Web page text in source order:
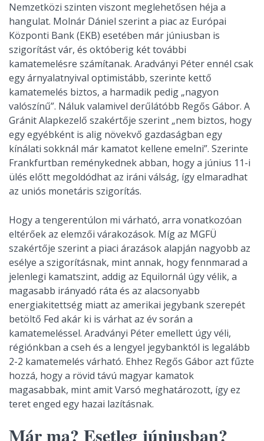
Nemzetközi szinten viszont meglehetősen héja a
hangulat. Molnár Dániel szerint a piac az Európai
Központi Bank (EKB) esetében már júniusban is
szigorítást vár, és októberig két további
kamatemelésre számítanak. Aradványi Péter ennél csak
egy árnyalatnyival optimistább, szerinte kettő
kamatemelés biztos, a harmadik pedig „nagyon
valószínű”. Náluk valamivel derűlátóbb Regős Gábor. A
Gránit Alapkezelő szakértője szerint „nem biztos, hogy
egy egyébként is alig növekvő gazdaságban egy
kínálati sokknál már kamatot kellene emelni”. Szerinte
Frankfurtban reménykednek abban, hogy a június 11-i
ülés előtt megoldódhat az iráni válság, így elmaradhat
az uniós monetáris szigorítás.
Hogy a tengerentúlon mi várható, arra vonatkozóan
eltérőek az elemzői várakozások. Míg az MGFÜ
szakértője szerint a piaci árazások alapján nagyobb az
esélye a szigorításnak, mint annak, hogy fennmarad a
jelenlegi kamatszint, addig az Equilornál úgy vélik, a
magasabb irányadó ráta és az alacsonyabb
energiakitettség miatt az amerikai jegybank szerepét
betöltő Fed akár ki is várhat az év során a
kamatemeléssel. Aradványi Péter emellett úgy véli,
régiónkban a cseh és a lengyel jegybanktól is legalább
2-2 kamatemelés várható. Ehhez Regős Gábor azt fűzte
hozzá, hogy a rövid távú magyar kamatok
magasabbak, mint amit Varsó meghatározott, így ez
teret enged egy hazai lazításnak.
Már ma? Esetleg júniusban?